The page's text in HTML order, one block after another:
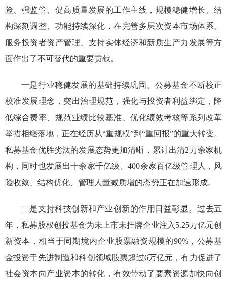
险、强监管、促高质量发展的工作主线，规模稳健增长、结
构深刻调整、功能持续深化，在完善多层次资本市场体系、
服务投资者资产管理、支持实体经济和新质生产力发展等方
面作出了不可替代的重要贡献。
一是行业稳健发展的基础持续巩固 。公募基金不断校正
校准发展理念，突出治理规范，强化与投资者利益绑定， 降
低综合费率、 规范业绩比较基准、优化绩效考核等系列 改革
举措相继落地， 正在经历从“重规模”到“重回报”的重大转变。
私募基金优胜劣汰的发展态势更加清晰 ，累计出清2万余家机
构，
同时也发展出十余家千亿级、400余家百亿级管理人， 风
险收敛、 结构优化、 管理人量减质增的态势正在加速形成。
二是支持科技创新和产业创新的作用日益彰显。过去五
年，私募股权创投基金为未上市未挂牌企业注入5.25万亿元创
新资本，相当于同期境内企业股票融资规模的90%， 公募基
金投资于先进制造和科创领域股票超过6万亿元 ，有力促进了
社会资本向产业资本的转化，有效带动了要素资源加快向创